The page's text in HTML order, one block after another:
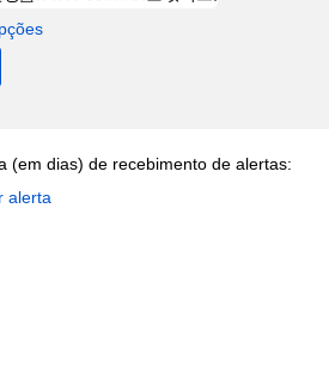
(em dias) de recebimento de alertas:
alerta